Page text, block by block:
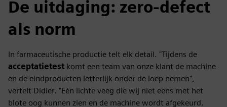
De uitdaging: zero-defect
als norm
In farmaceutische productie telt elk detail. "Tijdens de
acceptatietest komt een team van onze klant de machine
en de eindproducten letterlijk onder de loep nemen",
vertelt Didier. "Eén lichte veeg die wij niet eens met het
blote oog kunnen zien en de machine wordt afgekeurd.